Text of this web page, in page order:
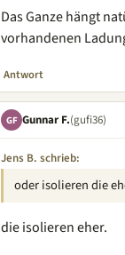
Das Ganze hängt
vorhandenen
Antwort
GF Gunnar F.(gufi36)
Jens B. schrieb:
oder isolieren die
die isolieren eher.